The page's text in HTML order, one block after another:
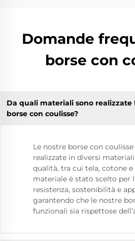
Domande
borse con
Da quali materiali sono realizzate
borse con coulisse?
Le nostre borse con coulisse
realizzate in diversi
qualità, tra cui tela, cotone
materiale è stato scelto per
resistenza, sostenibilità e
garantendo che le nostre
funzionali sia rispettose